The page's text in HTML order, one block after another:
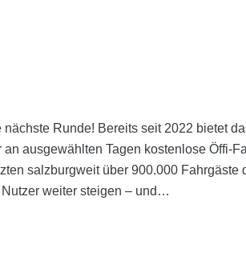
Runde! Bereits seit 2022 bietet
ausgewählten Tagen kostenlose Öffi-
salzburgweit über 900.000 Fahrgäste
weiter steigen – und…